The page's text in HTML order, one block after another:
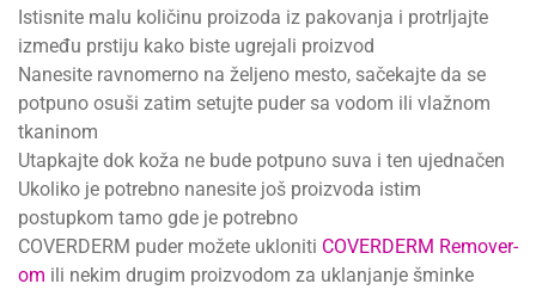
Istisnite malu količinu proizoda iz pakovanja i protrljajte
između prstiju kako biste ugrejali proizvod
Nanesite ravnomerno na željeno mesto, sačekajte da se
potpuno osuši zatim setujte puder sa vodom ili vlažnom
tkaninom
Utapkajte dok koža ne bude potpuno suva i ten ujednačen
Ukoliko je potrebno nanesite još proizvoda istim
postupkom tamo gde je potrebno
COVERDERM puder možete ukloniti COVERDERM Remover-
om ili nekim drugim proizvodom za uklanjanje šminke